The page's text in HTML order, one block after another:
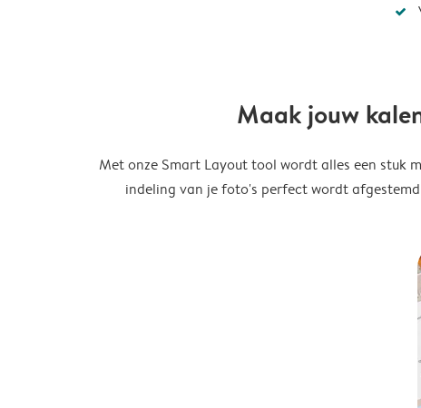
Maak jouw
Met onze Smart Layout tool wordt alles een stuk
indeling van je foto's perfect wordt